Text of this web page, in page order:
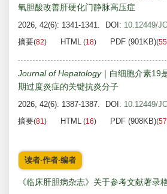
氧胆酸改善肝硬化门静脉高压症
2026, 42(6): 1341-1341. DOI: 10.12449/
摘要(82) HTML (18) PDF (901KB)(55
Journal of Hepatology｜白细胞介素19
期过度炎症的关键抗炎分子
2026, 42(6): 1387-1387. DOI: 10.12449/
摘要(81) HTML (16) PDF (908KB)(57
读者·作者·编者
《临床肝胆病杂志》关于参考文献著录